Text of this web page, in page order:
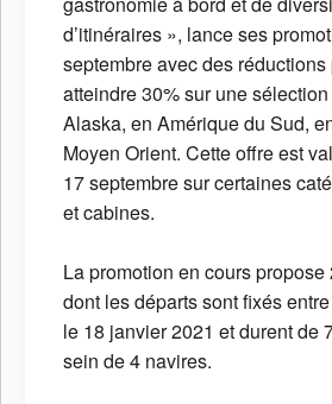
d’itinéraires », lance ses
septembre avec des
atteindre 30% sur une
Alaska, en Amérique du Sud,
Moyen Orient. Cette offre est
17 septembre sur certaines
et cabines.
La promotion en cours
dont les départs sont fixés
le 18 janvier 2021 et durent de
sein de 4 navires.